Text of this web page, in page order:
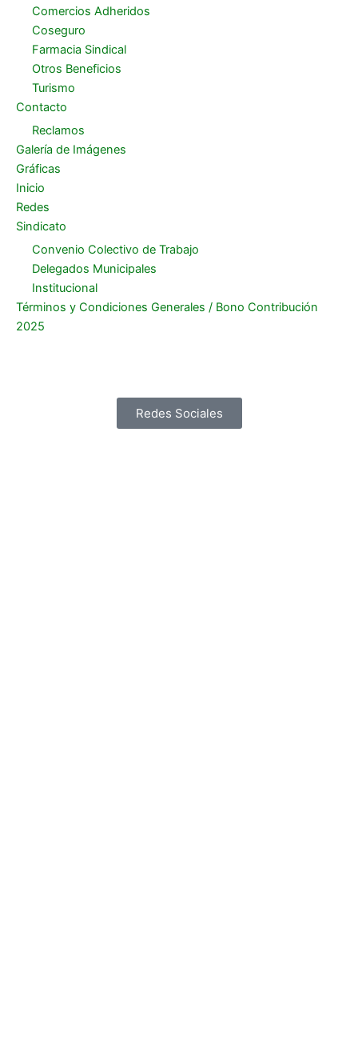
Comercios Adheridos
Coseguro
Farmacia Sindical
Otros Beneficios
Turismo
Contacto
Reclamos
Galería de Imágenes
Gráficas
Inicio
Redes
Sindicato
Convenio Colectivo de Trabajo
Delegados Municipales
Institucional
Términos y Condiciones Generales / Bono Contribución
2025
Redes Sociales